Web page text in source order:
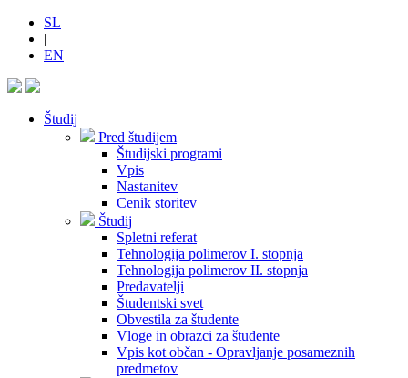
SL
|
EN
Študij
Pred študijem
Študijski programi
Vpis
Nastanitev
Cenik storitev
Študij
Spletni referat
Tehnologija polimerov I. stopnja
Tehnologija polimerov II. stopnja
Predavatelji
Študentski svet
Obvestila za študente
Vloge in obrazci za študente
Vpis kot občan - Opravljanje posameznih
predmetov